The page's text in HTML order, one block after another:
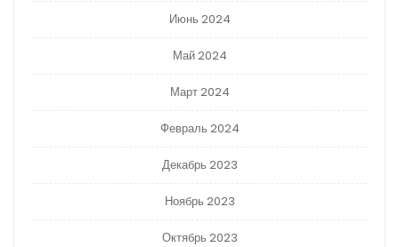
Июнь 2024
Май 2024
Март 2024
Февраль 2024
Декабрь 2023
Ноябрь 2023
Октябрь 2023